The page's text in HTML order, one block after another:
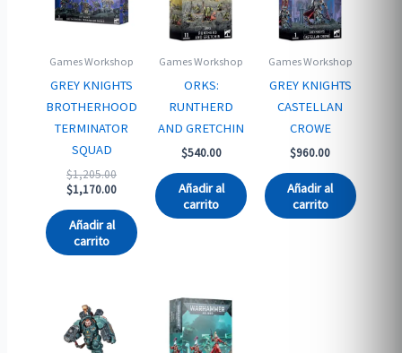
Games Workshop
GREY KNIGHTS
BROTHERHOOD
TERMINATOR
SQUAD
$1,205.00Original
price
$1,205.00.
$1,170.00Current
$1,170.00.
Añadir al
carrito
Games Workshop
ORKS:
RUNTHERD
AND GRETCHIN
$540.00
Añadir al
carrito
Games Workshop
GREY KNIGHTS
CASTELLAN
CROWE
$960.00
Añadir al
carrito